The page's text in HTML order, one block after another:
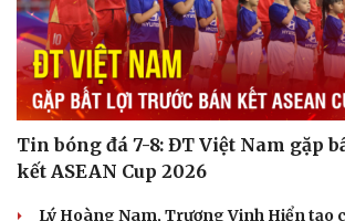
Tin bóng đá 7-8: ĐT Việt Nam gặp
kết ASEAN Cup 2026
Lý Hoàng Nam, Trương Vinh Hiển tạo